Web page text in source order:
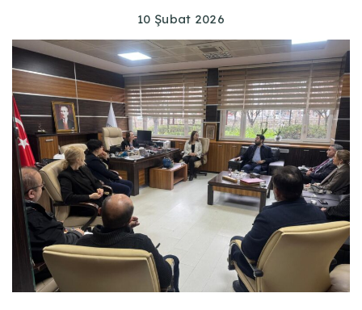
10 Şubat 2026